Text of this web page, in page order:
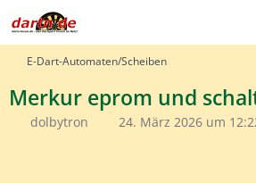
E-Dart-Automaten/Scheiben
Merkur eprom und
dolbytron 24. März 2026 um